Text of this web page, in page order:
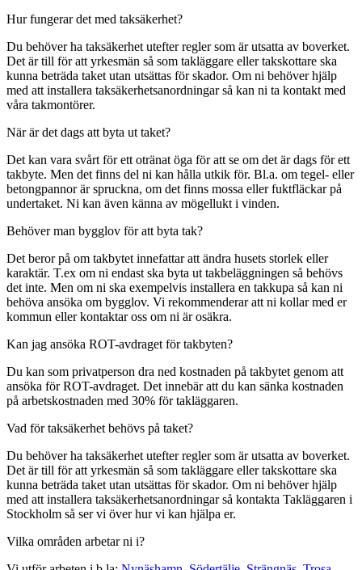
Hur fungerar det med taksäkerhet?
Du behöver ha taksäkerhet utefter regler som är utsatta av boverket.
Det är till för att yrkesmän så som takläggare eller takskottare ska
kunna beträda taket utan utsättas för skador. Om ni behöver hjälp
med att installera taksäkerhetsanordningar så kan ni ta kontakt med
våra takmontörer.
När är det dags att byta ut taket?
Det kan vara svårt för ett otränat öga för att se om det är dags för ett
takbyte. Men det finns del ni kan hålla utkik för. Bl.a. om tegel- eller
betongpannor är spruckna, om det finns mossa eller fuktfläckar på
undertaket. Ni kan även känna av mögellukt i vinden.
Behöver man bygglov för att byta tak?
Det beror på om takbytet innefattar att ändra husets storlek eller
karaktär. T.ex om ni endast ska byta ut takbeläggningen så behövs
det inte. Men om ni ska exempelvis installera en takkupa så kan ni
behöva ansöka om bygglov. Vi rekommenderar att ni kollar med er
kommun eller kontaktar oss om ni är osäkra.
Kan jag ansöka ROT-avdraget för takbyten?
Du kan som privatperson dra ned kostnaden på takbytet genom att
ansöka för ROT-avdraget. Det innebär att du kan sänka kostnaden
på arbetskostnaden med 30% för takläggaren.
Vad för taksäkerhet behövs på taket?
Du behöver ha taksäkerhet utefter regler som är utsatta av boverket.
Det är till för att yrkesmän så som takläggare eller takskottare ska
kunna beträda taket utan utsättas för skador. Om ni behöver hjälp
med att installera taksäkerhetsanordningar så kontakta Takläggaren i
Stockholm så ser vi över hur vi kan hjälpa er.
Vilka områden arbetar ni i?